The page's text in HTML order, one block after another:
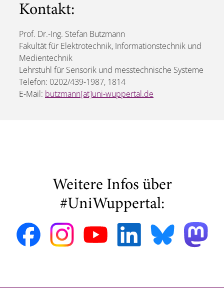
Kontakt:
Prof. Dr.-Ing. Stefan Butzmann
Fakultät für Elektrotechnik, Informationstechnik und
Medientechnik
Lehrstuhl für Sensorik und messtechnische Systeme
Telefon: 0202/439-1987, 1814
E-Mail: butzmann[at]uni-wuppertal.de
Weitere Infos über
#UniWuppertal: